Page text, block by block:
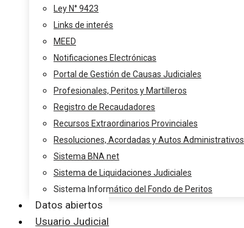
Ley N° 9423
Links de interés
MEED
Notificaciones Electrónicas
Portal de Gestión de Causas Judiciales
Profesionales, Peritos y Martilleros
Registro de Recaudadores
Recursos Extraordinarios Provinciales
Resoluciones, Acordadas y Autos Administrativos
Sistema BNA net
Sistema de Liquidaciones Judiciales
Sistema Informático del Fondo de Peritos
Datos abiertos
Usuario Judicial